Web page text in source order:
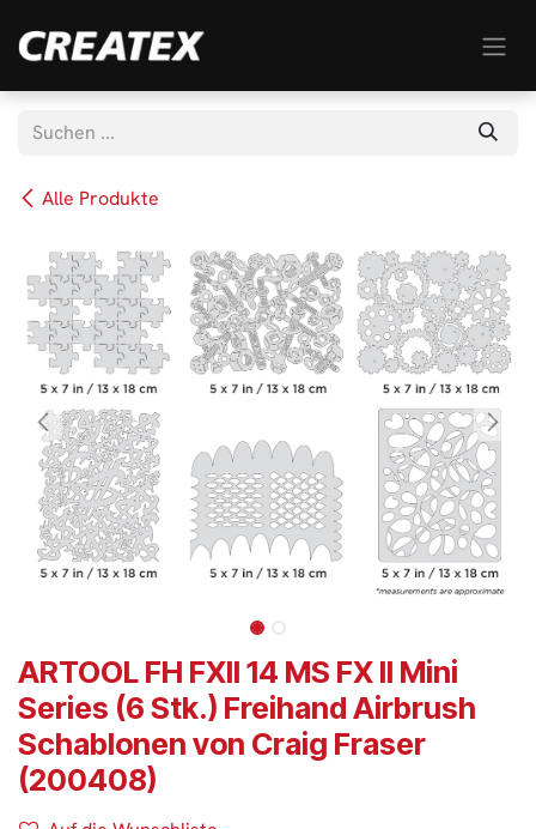
Alle Produkte
ARTOOL FH FXII 14 MS FX II Mini
Series (6 Stk.) Freihand Airbrush
Schablonen von Craig Fraser
(200408)